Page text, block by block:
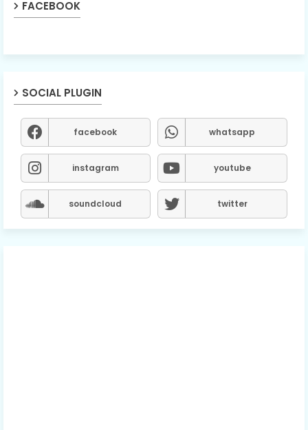
FACEBOOK
SOCIAL PLUGIN
facebook whatsapp
instagram youtube
soundcloud twitter